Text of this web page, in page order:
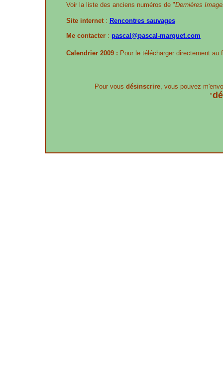
Voir la liste des anciens numéros de "Dernières
Site internet : Rencontres sauvages
Me contacter : pascal@pascal-marguet.com
Calendrier 2009 : Pour le télécharger directement au
Pour vous désinscrire, vous pouvez
"